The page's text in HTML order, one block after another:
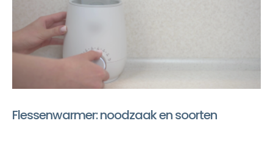
Flessenwarmer: noodzaak en soorten